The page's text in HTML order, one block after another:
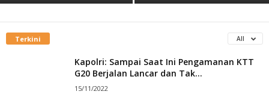
Terkini All
Kapolri: Sampai Saat Ini Pengamanan KTT
G20 Berjalan Lancar dan Tak...
15/11/2022